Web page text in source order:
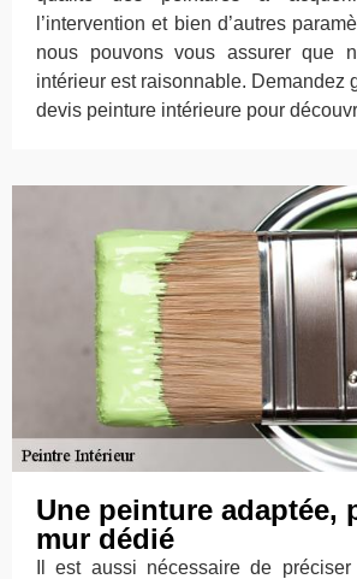
l’intervention et bien d’autres
nous pouvons vous assurer que
intérieur est raisonnable. Demandez
devis peinture intérieure pour
Une peinture adaptée,
mur dédié
Il est aussi nécessaire de